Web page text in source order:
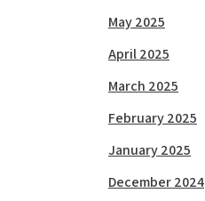
May 2025
April 2025
March 2025
February 2025
January 2025
December 2024